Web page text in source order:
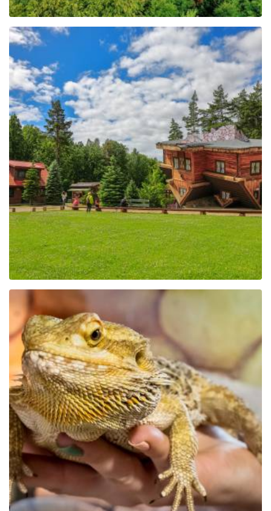
Das Zentrum für Bildung
und Vermarktung der
Region in Szymbark
Der Bildungspark Zoo –
Exotische Kaschubei in
Tuchlino